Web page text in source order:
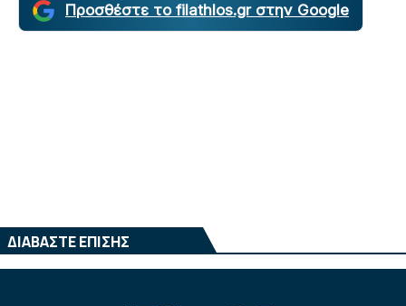
Προσθέστε το filathlos.gr στην Google
ΔΙΑΒΑΣΤΕ ΕΠΙΣΗΣ